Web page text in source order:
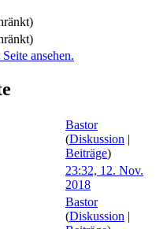
ansehen.
Bastor
(Diskussion |
Beiträge)
23:32, 12. Nov.
2018
Bastor
(Diskussion |